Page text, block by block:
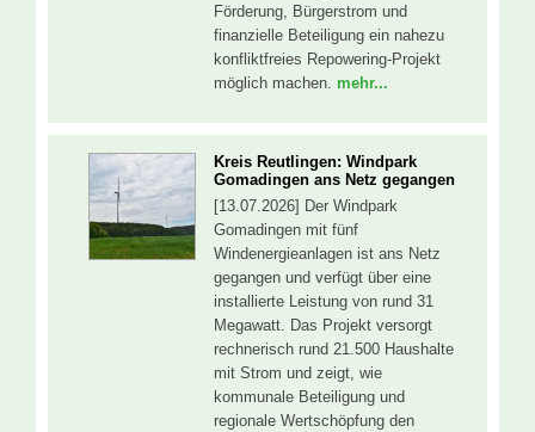
Förderung, Bürgerstrom und
finanzielle Beteiligung ein nahezu
konfliktfreies Repowering-Projekt
möglich machen. mehr...
Kreis Reutlingen: Windpark
Gomadingen ans Netz gegangen
[13.07.2026] Der Windpark
Gomadingen mit fünf
Windenergieanlagen ist ans Netz
gegangen und verfügt über eine
installierte Leistung von rund 31
Megawatt. Das Projekt versorgt
rechnerisch rund 21.500 Haushalte
mit Strom und zeigt, wie
kommunale Beteiligung und
regionale Wertschöpfung den